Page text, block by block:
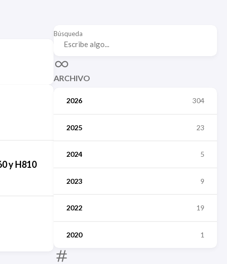
Búsqueda
ARCHIVO
2026 304
2025 23
2024 5
2023 9
2022 19
2020 1
y H810